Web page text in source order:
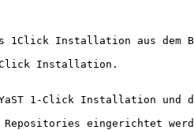
1Click Installation aus dem
Click Installation.
1-Click Installation und
Repositories eingerichtet